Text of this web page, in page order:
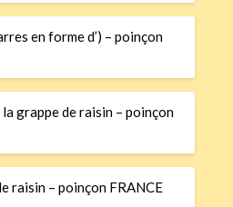
en forme d’) – poinçon
grappe de raisin – poinçon
raisin – poinçon FRANCE